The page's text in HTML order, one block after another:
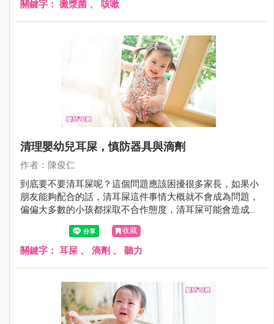
關鍵字： 黴漿菌 、 咳嗽
清理嬰幼兒耳屎，慎防器具與滴劑
作者：陳俊仁
到底要不要清耳屎呢？這個問題應該困擾很多家長，如果小
朋友能夠配合的話，清耳屎這件事情大概就不會成為問題，
偏偏大多數的小孩都採取不合作態度，清耳屎可能會造成受
傷，所以爸媽就困擾了。很多醫師都跟爸媽說；「不需要清
耳屎，耳屎會自己排出」。收藏
關鍵字： 耳屎 、 滴劑 、 聽力